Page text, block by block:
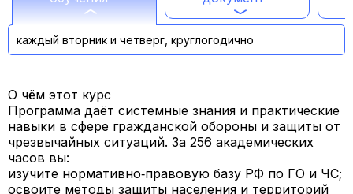
каждый вторник и четверг, круглогодично
О чём этот курс
Программа даёт системные знания и практические
навыки в сфере гражданской обороны и защиты от
чрезвычайных ситуаций. За 256 академических
часов вы:
изучите нормативно‑правовую базу РФ по ГО и ЧС;
освоите методы защиты населения и территорий